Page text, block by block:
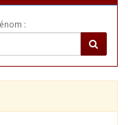
: